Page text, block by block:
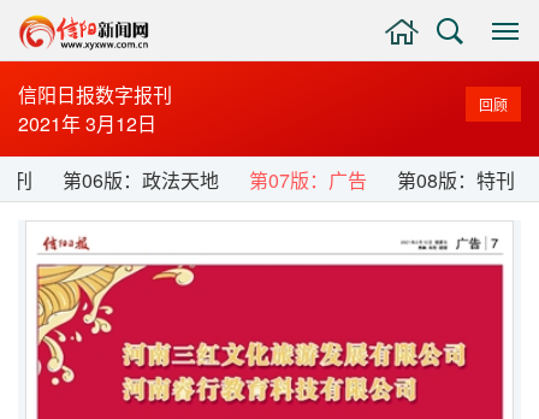
显
示
与
隐
侧
边
栏
搜
索
主
页
信阳日报数字报刊
2021年 3月12日
回顾
刊 第06版：政法天地 第07版：广告 第08版：特刊